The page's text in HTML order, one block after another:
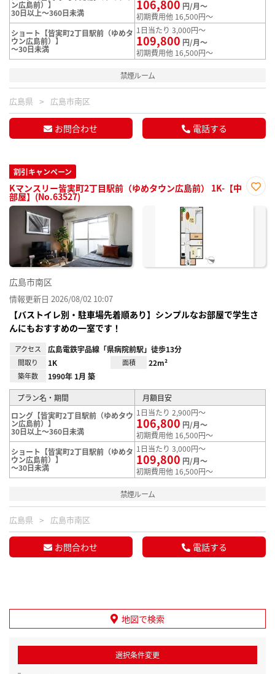
ン広島前）】
30日以上～360日未満
106,800 円/月～
初期費用他 16,500円～
ショート【皆実町2丁目駅前（ゆめタ
ウン広島前）】
～30日未満
1日当たり 3,000円～
109,800 円/月～
初期費用他 16,500円～
禁煙ルーム
広島県 広島市南区
お問合わせ 電話する
割引キャンペーン
Kマンスリー皆実町2丁目駅前（ゆめタウン広島前） 1K-【中
部屋】(No.63527)
に入
広島市南区
情報更新日 2026/08/02 10:07
【バストイレ別・駐車場先着順あり】シンプルなお部屋で学生さ
んにもおすすめの一室です！
アクセス 広島電鉄宇品線「県病院前駅」徒歩13分
間取り 1K 面積 22m²
築年数 1990年 1月 築
プラン名・期間
月額目安
ロング【皆実町2丁目駅前（ゆめタウ
ン広島前）】
30日以上～360日未満
1日当たり 2,900円～
106,800 円/月～
初期費用他 16,500円～
ショート【皆実町2丁目駅前（ゆめタ
ウン広島前）】
～30日未満
1日当たり 3,000円～
109,800 円/月～
初期費用他 16,500円～
禁煙ルーム
広島県 広島市南区
お問合わせ 電話する
地図で検索
選択条件変更